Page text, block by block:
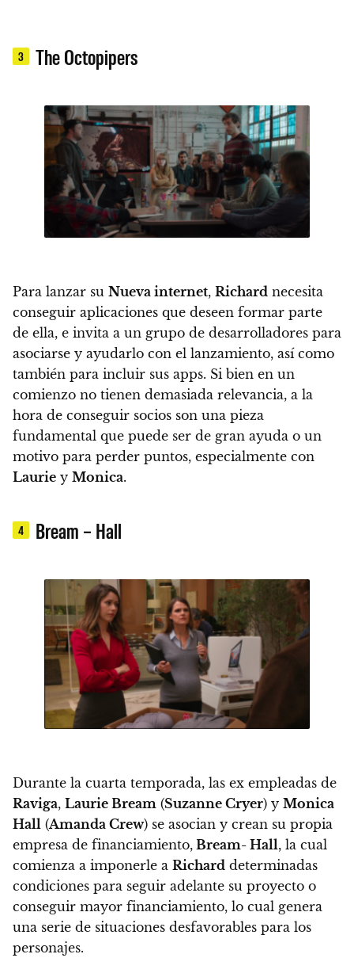
3 The Octopipers
Para lanzar su Nueva internet, Richard necesita
conseguir aplicaciones que deseen formar parte
de ella, e invita a un grupo de desarrolladores para
asociarse y ayudarlo con el lanzamiento, así como
también para incluir sus apps. Si bien en un
comienzo no tienen demasiada relevancia, a la
hora de conseguir socios son una pieza
fundamental que puede ser de gran ayuda o un
motivo para perder puntos, especialmente con
Laurie y Monica.
4 Bream – Hall
Durante la cuarta temporada, las ex empleadas de
Raviga, Laurie Bream (Suzanne Cryer) y Monica
Hall (Amanda Crew) se asocian y crean su propia
empresa de financiamiento, Bream- Hall, la cual
comienza a imponerle a Richard determinadas
condiciones para seguir adelante su proyecto o
conseguir mayor financiamiento, lo cual genera
una serie de situaciones desfavorables para los
personajes.